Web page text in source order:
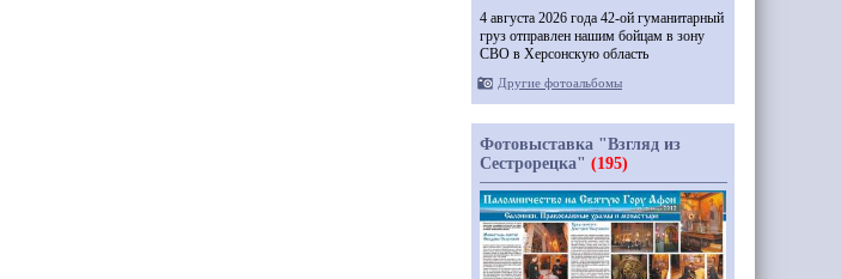
4 августа 2026 года 42-ой гуманитарный
груз отправлен нашим бойцам в зону
СВО в Херсонскую область
Другие фотоальбомы
Фотовыставка "Взгляд из
Сестрорецка" (195)